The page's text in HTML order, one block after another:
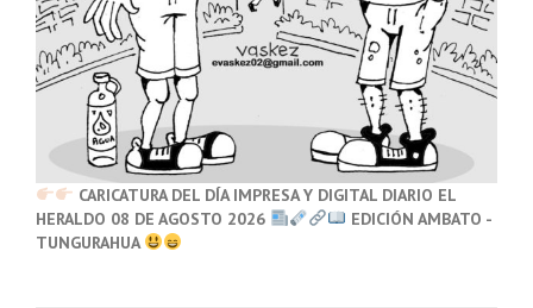
CARICATURA DEL DÍA IMPRESA Y DIGITAL DIARIO EL
HERALDO 08 DE AGOSTO 2026
EDICIÓN AMBATO -
TUNGURAHUA